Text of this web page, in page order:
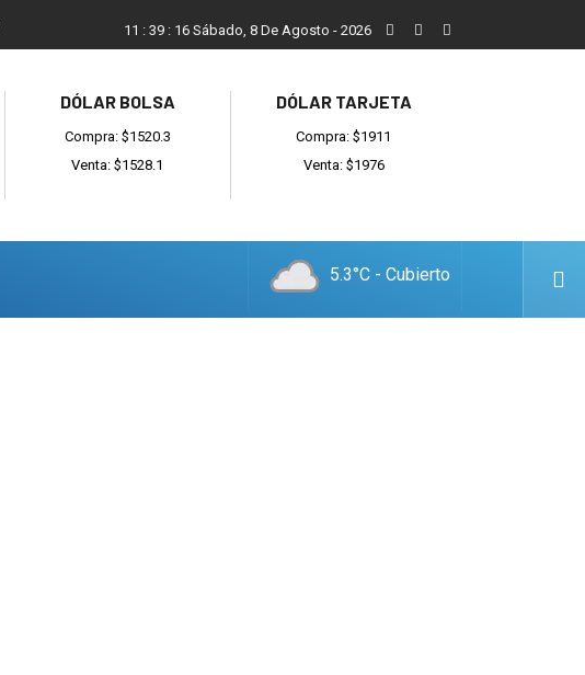
Vecinos, instituciones y concejales se manifestaron contra
11 : 39 : 16 Sábado, 8 De Agosto - 2026
DÓLAR BOLSA
Compra: $1520.3
Venta: $1528.1
DÓLAR TARJETA
Compra: $1911
Venta: $1976
5.3°C - Cubierto